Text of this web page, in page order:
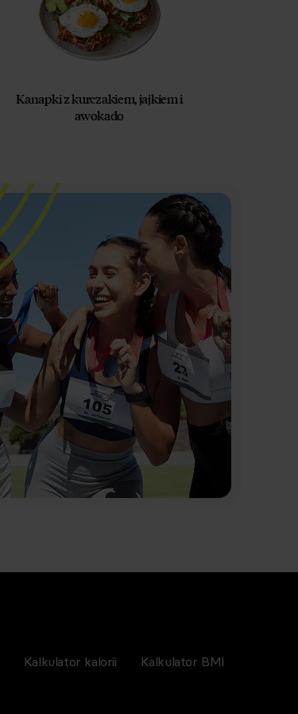
Kanapki z kurczakiem, jajkiem i
awokado
Kalkulator kalorii Kalkulator BMI